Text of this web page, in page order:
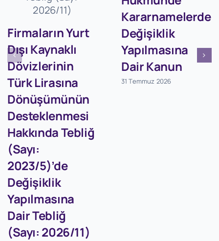
Firmaların Yurt
Dışı Kaynaklı
Dövizlerinin
Türk Lirasına
Dönüşümünün
Desteklenmesi
Hakkında Tebliğ
(Sayı:
2023/5)’de
Değişiklik
Yapılmasına
Dair Tebliğ
(Sayı: 2026/11)
Kararnamelerde
Değişiklik
Yapılmasına
Dair Kanun
31 Temmuz 2026